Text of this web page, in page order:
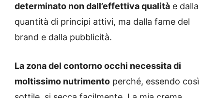
determinato non dall’effettiva qualità e dalla
quantità di principi attivi, ma dalla fame del
brand e dalla pubblicità.
La zona del contorno occhi necessita di
moltissimo nutrimento perché, essendo così